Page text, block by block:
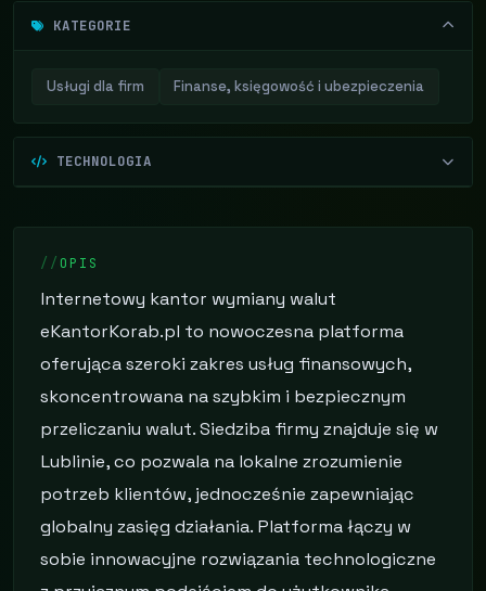
KATEGORIE
Usługi dla firm Finanse, księgowość i ubezpieczenia
TECHNOLOGIA
OPIS
Internetowy kantor wymiany walut
eKantorKorab.pl to nowoczesna platforma
oferująca szeroki zakres usług finansowych,
skoncentrowana na szybkim i bezpiecznym
przeliczaniu walut. Siedziba firmy znajduje się w
Lublinie, co pozwala na lokalne zrozumienie
potrzeb klientów, jednocześnie zapewniając
globalny zasięg działania. Platforma łączy w
sobie innowacyjne rozwiązania technologiczne